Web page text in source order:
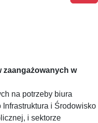
zaangażowanych w
na potrzeby biura
i Środowisko
i sektorze